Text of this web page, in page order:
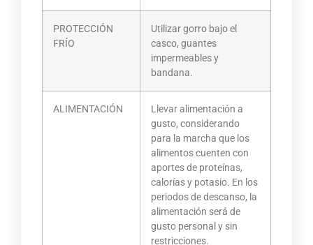
PROTECCIÓN
FRÍO
Utilizar gorro bajo el
casco, guantes
impermeables y
bandana.
ALIMENTACIÓN
Llevar alimentación a
gusto, considerando
para la marcha que los
alimentos cuenten con
aportes de proteínas,
calorías y potasio. En los
periodos de descanso, la
alimentación será de
gusto personal y sin
restricciones.